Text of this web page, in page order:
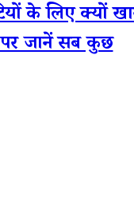
के लिए क्यों
जानें सब कुछ